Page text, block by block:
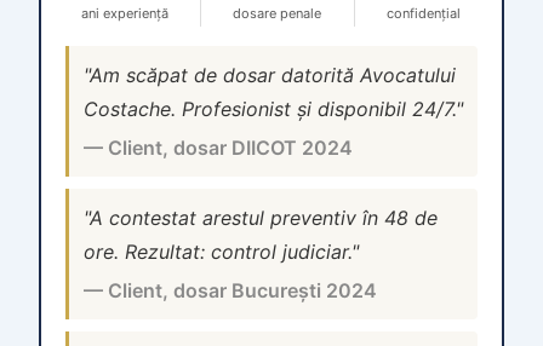
ani experiență dosare penale confidențial
"Am scăpat de dosar datorită Avocatului
Costache. Profesionist și disponibil 24/7."
— Client, dosar DIICOT 2024
"A contestat arestul preventiv în 48 de
ore. Rezultat: control judiciar."
— Client, dosar București 2024